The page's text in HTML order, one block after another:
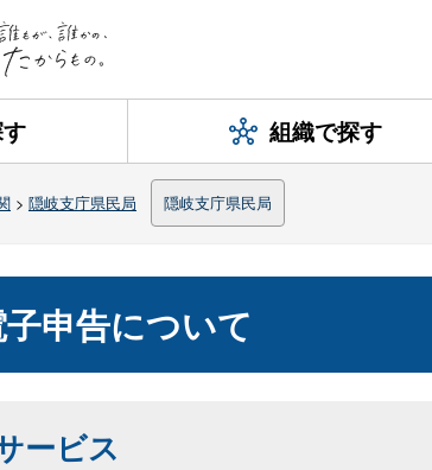
組織で探す
> 隠岐支庁県民局 隠岐支庁県民局
申告について
ービス